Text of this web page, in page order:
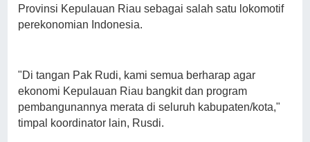
Provinsi Kepulauan Riau sebagai salah satu lokomotif
perekonomian Indonesia.
"Di tangan Pak Rudi, kami semua berharap agar
ekonomi Kepulauan Riau bangkit dan program
pembangunannya merata di seluruh kabupaten/kota,"
timpal koordinator lain, Rusdi.